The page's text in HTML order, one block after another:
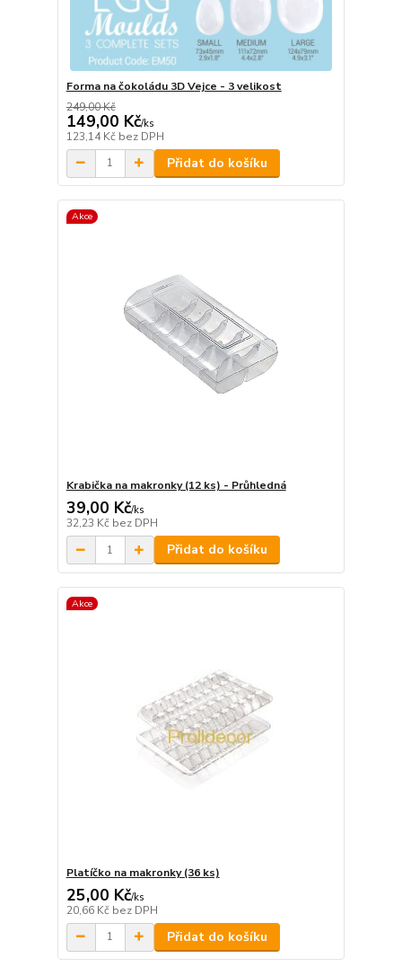
Forma na čokoládu 3D Vejce - 3 velikost
249,00 Kč
149,00 Kč/ks
123,14 Kč bez DPH
Přidat do košíku
Akce
Krabička na makronky (12 ks) - Průhledná
39,00 Kč/ks
32,23 Kč bez DPH
Přidat do košíku
Akce
Platíčko na makronky (36 ks)
25,00 Kč/ks
20,66 Kč bez DPH
Přidat do košíku